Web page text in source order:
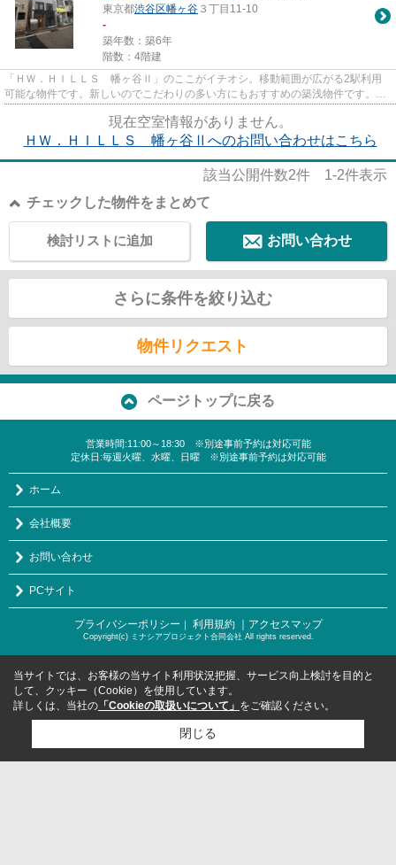
東京都渋谷区幡ヶ谷 ３丁目11-10
-
築年数：築6年
階数：4階建
「ＨＷ．ＨＩＬＬＳ 幡ヶ谷Ⅱ」のここがイチオシ。移動範囲が広がる2駅利用
可能な物件です。新しいのでこだわりの多い方にもおすすめの築浅物件です。防
現在空室情報がありません。
ＨＷ．ＨＩＬＬＳ 幡ヶ谷Ⅱへのお問い合わせはこちら
該当公開件数2件 1-2件表示
チェックした物件をまとめて
お問い合わせ
検討リストに追加
さらに条件を絞り込む
物件リクエスト
ページトップに戻る
営業時間:11:00～18:30 ※別途事前予約は対応可能
定休日:毎週火曜、水曜、日曜 ※別途事前予約は対応可能
ホーム
会社概要
お問い合わせ
PCサイト
プライバシーポリシー ｜ 利用規約 ｜アクセスマップ
Copyright(c) ミナシアプロジェクト合同会社 All rights reserved.
当サイトでは、お客様の当サイト利用状況把握、サービス向上検討を目的と
して、クッキー（Cookie）を使用しています。
詳しくは、当社の 「Cookieの取扱いについて」 をご確認ください。
閉じる